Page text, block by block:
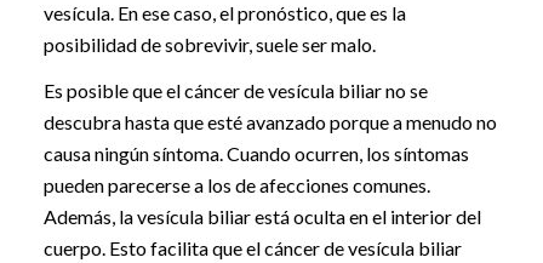
vesícula. En ese caso, el pronóstico, que es la
posibilidad de sobrevivir, suele ser malo.
Es posible que el cáncer de vesícula biliar no se
descubra hasta que esté avanzado porque a menudo no
causa ningún síntoma. Cuando ocurren, los síntomas
pueden parecerse a los de afecciones comunes.
Además, la vesícula biliar está oculta en el interior del
cuerpo. Esto facilita que el cáncer de vesícula biliar